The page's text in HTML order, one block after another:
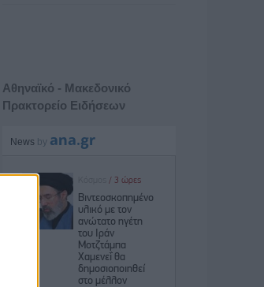
Αθηναϊκό - Μακεδονικό
Πρακτορείο Ειδήσεων